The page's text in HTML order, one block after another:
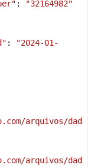
:
"32164982"
:
"2024-01-
arquivos/dad
arquivos/dad